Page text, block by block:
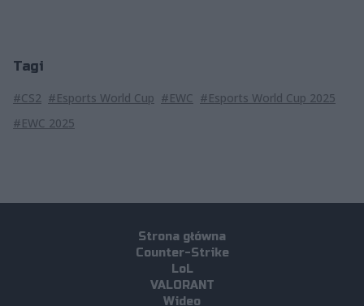
Tagi
#CS2 #Esports World Cup #EWC #Esports World Cup 2025
#EWC 2025
Strona główna
Counter-Strike
LoL
VALORANT
Wideo